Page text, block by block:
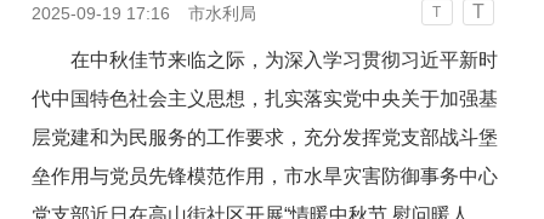
2025-09-19 17:16 市水利局 T T
在中秋佳节来临之际，为深入学习贯彻习近平新时
代中国特色社会主义思想，扎实落实党中央关于加强基
层党建和为民服务的工作要求，充分发挥党支部战斗堡
垒作用与党员先锋模范作用，市水旱灾害防御事务中心
党支部近日在高山街社区开展“情暖中秋节 慰问暖人